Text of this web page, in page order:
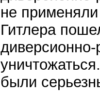
не
Гитлера
были